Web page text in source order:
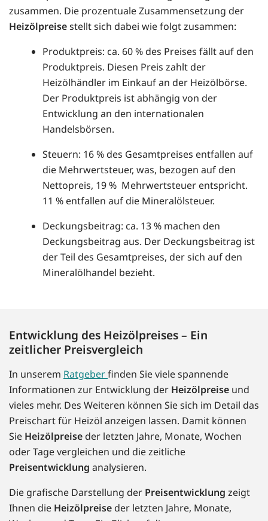
zusammen. Die prozentuale Zusammensetzung der
Heizölpreisestellt sich dabei wie folgt zusammen:
Produktpreis: ca. 60 % des Preises fällt auf den
Produktpreis. Diesen Preis zahlt der
Heizölhändler im Einkauf an der Heizölbörse.
Der Produktpreis ist abhängig von der
Entwicklung an den internationalen
Handelsbörsen.
Steuern: 16 % des Gesamtpreises entfallen auf
die Mehrwertsteuer, was, bezogen auf den
Nettopreis, 19 % Mehrwertsteuer entspricht.
11 % entfallen auf die Mineralölsteuer.
Deckungsbeitrag: ca. 13 % machen den
Deckungsbeitrag aus. Der Deckungsbeitrag ist
der Teil des Gesamtpreises, der sich auf den
Mineralölhandel bezieht.
Entwicklung des Heizölpreises – Ein
zeitlicher Preisvergleich
In unserem Ratgeberfinden Sie viele spannende
Informationen zur Entwicklung der Heizölpreise und
vieles mehr. Des Weiteren können Sie sich im Detail das
Preischart für Heizöl anzeigen lassen. Damit können
Sie Heizölpreise der letzten Jahre, Monate, Wochen
oder Tage vergleichen und die zeitliche
Preisentwicklung analysieren.
Die grafische Darstellung der Preisentwicklung zeigt
Ihnen die Heizölpreise der letzten Jahre, Monate,